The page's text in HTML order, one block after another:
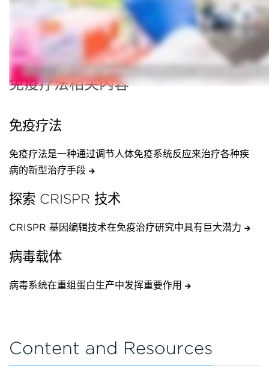
免疫疗法相关内容
免疫疗法
免疫疗法是一种通过调节人体免疫系统反应来治疗各种疾
病的新型治疗手段
探索 CRISPR 技术
CRISPR 基因编辑技术在免疫治疗研究中具有巨大潜力
病毒载体
病毒系统在重组蛋白生产中发挥重要作用
Content and Resources